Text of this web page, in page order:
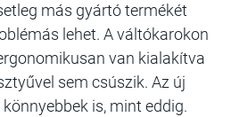
más gyártó termékét
lehet. A váltókarokon
van kialakítva
sem csúszik. Az új
is, mint eddig.